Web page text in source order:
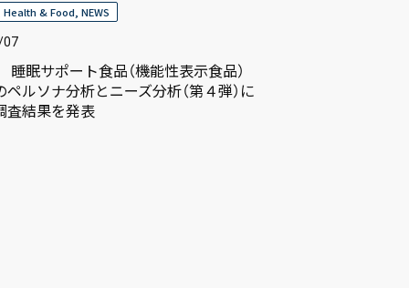
Health & Food NEWS
07
眠サポート食品（機能性表示食品）
ルソナ分析とニーズ分析（第４弾）に
査結果を発表